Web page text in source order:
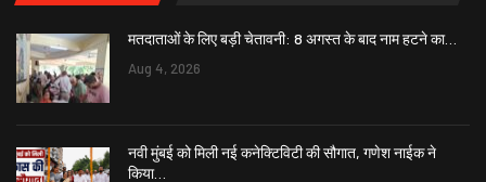
मतदाताओं के लिए बड़ी चेतावनी: 8 अगस्त के बाद नाम हटने का…
Aug 4, 2026
नवी मुंबई को मिली नई कनेक्टिविटी की सौगात, गणेश नाईक ने
किया…